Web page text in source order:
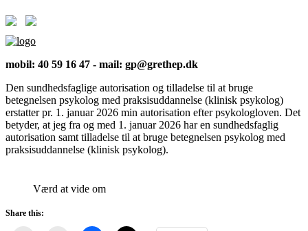
mobil: 40 59 16 47 - mail: gp@grethep.dk
Den sundhedsfaglige autorisation og tilladelse til at bruge
betegnelsen psykolog med praksisuddannelse (klinisk psykolog)
erstatter pr. 1. januar 2026 min autorisation efter psykologloven. Det
betyder, at jeg fra og med 1. januar 2026 har en sundhedsfaglig
autorisation samt tilladelse til at bruge betegnelsen psykolog med
praksisuddannelse (klinisk psykolog).
Værd at vide om
Share this: